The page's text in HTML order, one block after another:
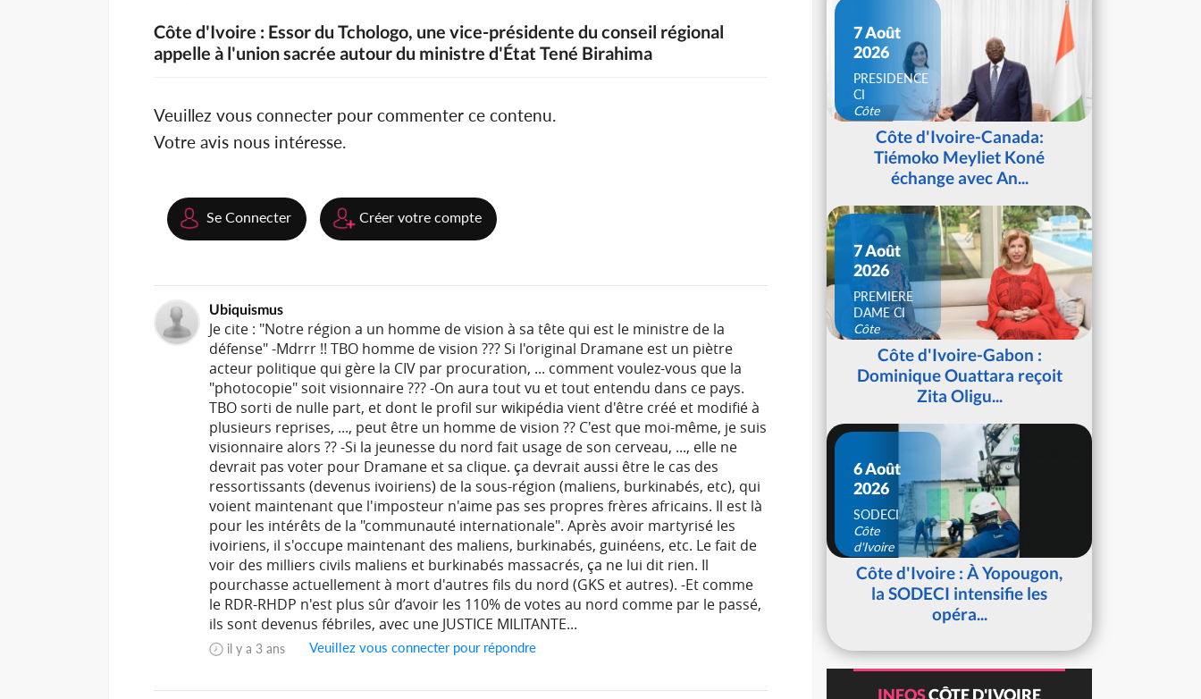
Côte d'Ivoire : Essor du Tchologo, une vice-présidente du conseil régional
appelle à l'union sacrée autour du ministre d'État Tené Birahima
Veuillez vous connecter pour commenter ce contenu.
Votre avis nous intéresse.
Se Connecter Créer votre compte
Ubiquismus
Je cite : "Notre région a un homme de vision à sa tête qui est le ministre de la
défense" -Mdrrr !! TBO homme de vision ??? Si l'original Dramane est un piètre
acteur politique qui gère la CIV par procuration, ... comment voulez-vous que la
"photocopie" soit visionnaire ??? -On aura tout vu et tout entendu dans ce pays.
TBO sorti de nulle part, et dont le profil sur wikipédia vient d'être créé et modifié à
plusieurs reprises, ..., peut être un homme de vision ?? C'est que moi-même, je suis
visionnaire alors ?? -Si la jeunesse du nord fait usage de son cerveau, ..., elle ne
devrait pas voter pour Dramane et sa clique. ça devrait aussi être le cas des
ressortissants (devenus ivoiriens) de la sous-région (maliens, burkinabés, etc), qui
voient maintenant que l'imposteur n'aime pas ses propres frères africains. Il est là
pour les intérêts de la "communauté internationale". Après avoir martyrisé les
ivoiriens, il s'occupe maintenant des maliens, burkinabés, guinéens, etc. Le fait de
voir des milliers civils maliens et burkinabés massacrés, ça ne lui dit rien. Il
pourchasse actuellement à mort d'autres fils du nord (GKS et autres). -Et comme
le RDR-RHDP n'est plus sûr d’avoir les 110% de votes au nord comme par le passé,
ils sont devenus fébriles, avec une JUSTICE MILITANTE...
il y a 3 ans Veuillez vous connecter pour répondre
7 Août
2026
PRESIDENCE
CI
Côte
d'IvoireCôte d'Ivoire-Canada:
Tiémoko Meyliet Koné
échange avec An...
7 Août
2026
PREMIERE
DAME CI
Côte
d'IvoireCôte d'Ivoire-Gabon :
Dominique Ouattara reçoit
Zita Oligu...
6 Août
2026
SODECI
Côte
d'Ivoire
Côte d'Ivoire : À Yopougon,
la SODECI intensifie les
opéra...
INFOSCÔTE D'IVOIRE